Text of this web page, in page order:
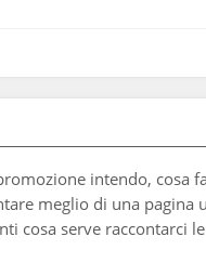
intendo, cosa
meglio di una pagina
cosa serve raccontarci